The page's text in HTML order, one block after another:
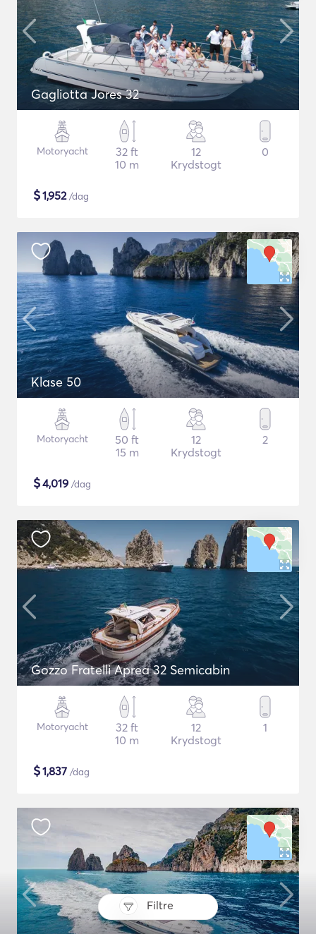
Filtre
Gagliotta Jores 32
Motoryacht
32 ft
10 m
12
Krydstogt
0
$1,952/dag
Klase 50
Motoryacht
50 ft
15 m
12
Krydstogt
2
$4,019 /dag
Gozzo Fratelli Aprea 32 Semicabin
Motoryacht
32 ft
10 m
12
Krydstogt
1
$1,837 /dag